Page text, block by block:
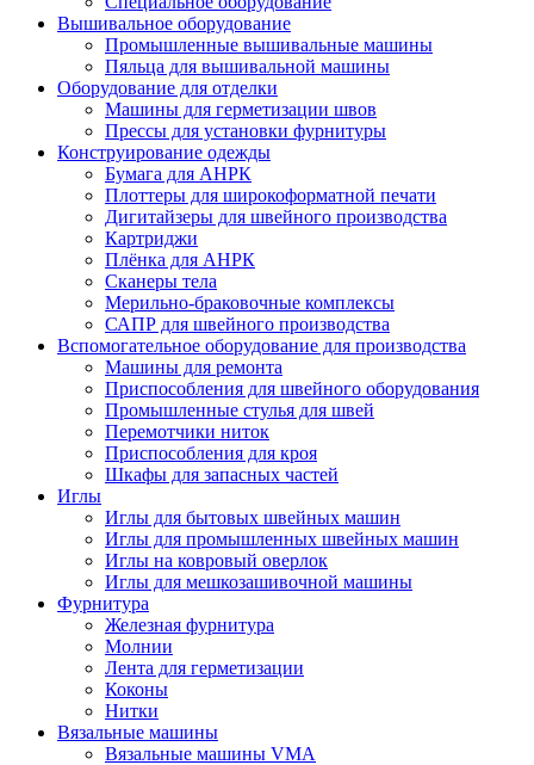
Вышивальное оборудование
Промышленные вышивальные машины
Пяльца для вышивальной машины
Оборудование для отделки
Машины для герметизации швов
Прессы для установки фурнитуры
Конструирование одежды
Бумага для АНРК
Плоттеры для широкоформатной печати
Дигитайзеры для швейного производства
Картриджи
Плёнка для АНРК
Сканеры тела
Мерильно-браковочные комплексы
САПР для швейного производства
Вспомогательное оборудование для производства
Машины для ремонта
Приспособления для швейного оборудования
Промышленные стулья для швей
Перемотчики ниток
Приспособления для кроя
Шкафы для запасных частей
Иглы
Иглы для бытовых швейных машин
Иглы для промышленных швейных машин
Иглы на ковровый оверлок
Иглы для мешкозашивочной машины
Фурнитура
Железная фурнитура
Молнии
Лента для герметизации
Коконы
Нитки
Вязальные машины
Вязальные машины VMA